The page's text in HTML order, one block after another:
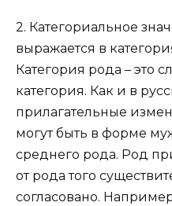
2. Категориальное
выражается в
Категория рода – это
категория. Как и в
прилагательные
могут быть в форме
среднего рода. Род
от рода того
согласовано.